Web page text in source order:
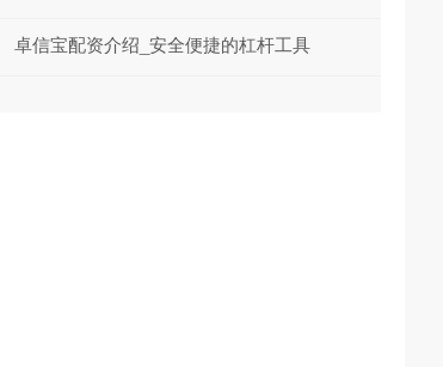
卓信宝配资介绍_安全便捷的杠杆工具